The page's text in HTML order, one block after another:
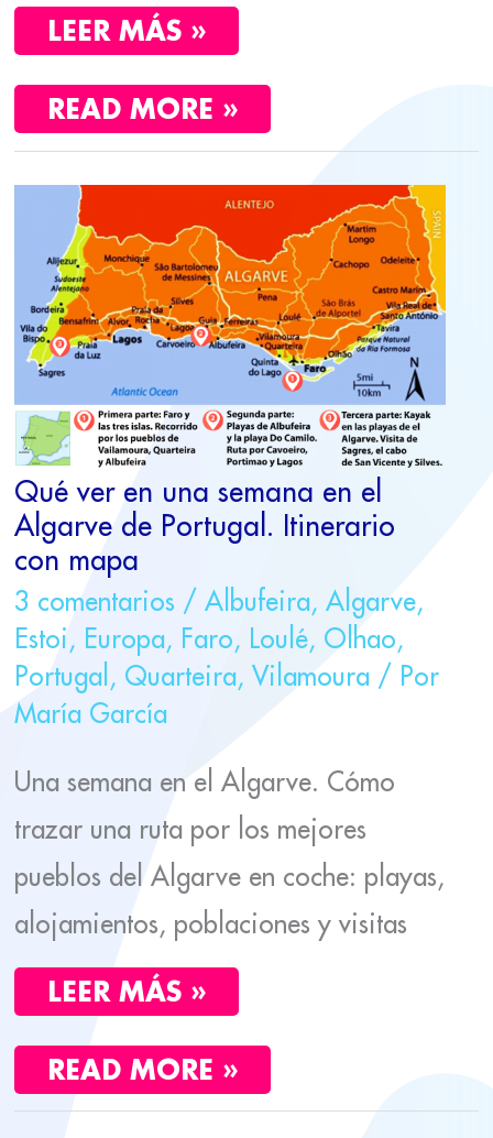
LEER MÁS »
READ MORE »
Qué ver en una semana en el
Algarve de Portugal. Itinerario
con mapa
3 comentarios / Albufeira, Algarve,
Estoi, Europa, Faro, Loulé, Olhao,
Portugal , Quarteira, Vilamoura/ Por
María García
Una semana en el Algarve. Cómo
trazar una ruta por los mejores
pueblos del Algarve en coche: playas,
alojamientos, poblaciones y visitas
LEER MÁS »
QUÉ
VER
EN
UNA
SEMANA
EN
EL
ALGARVE
DE
PORTUGAL.
ITINERARIO
CON
MAPA
READ MORE »